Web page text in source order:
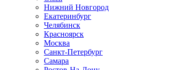
Нижний Новгород
Екатеринбург
Челябинск
Красноярск
Москва
Санкт-Петербург
Самара